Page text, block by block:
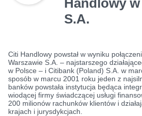
Handlowy
S.A.
Citi Handlowy powstał w wyniku
Warszawie S.A. – najstarszego
w Polsce – i Citibank (Poland) S.A. w
sposób w marcu 2001 roku jeden z
banków powstała instytucja będąca
wiodącej firmy świadczącej usługi
200 milionów rachunków klientów i
krajach i jurysdykcjach.